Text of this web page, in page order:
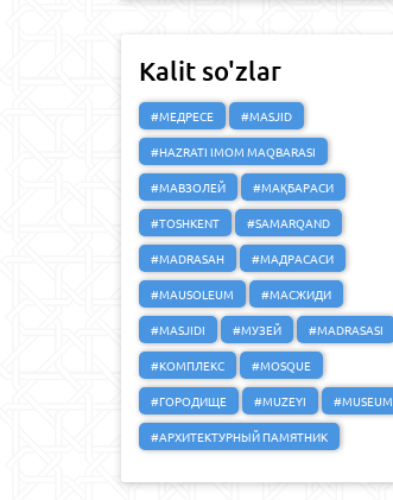
Kalit so'zlar
#МЕДРЕСЕ
#MASJID
#HAZRATI IMOM MAQBARASI
#МАВЗОЛЕЙ
#МАҚБАРАСИ
#TOSHKENT
#SAMARQAND
#MADRASAH
#МАДРАСАСИ
#MAUSOLEUM
#МАСЖИДИ
#MASJIDI
#МУЗЕЙ
#MADRASASI
#КОМПЛЕКС
#MOSQUE
#ГОРОДИЩЕ
#MUZEYI
#MUSEUM
#АРХИТЕКТУРНЫЙ ПАМЯТНИК